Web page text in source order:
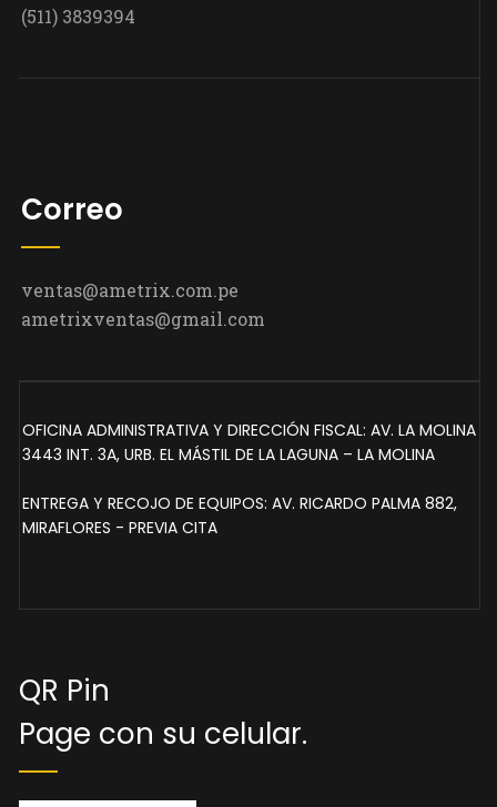
(511) 3839394
Correo
ventas@ametrix.com.pe
ametrixventas@gmail.com
OFICINA ADMINISTRATIVA Y DIRECCIÓN FISCAL: AV. LA MOLINA
3443 INT. 3A, URB. EL MÁSTIL DE LA LAGUNA – LA MOLINA
ENTREGA Y RECOJO DE EQUIPOS: AV. RICARDO PALMA 882,
MIRAFLORES - PREVIA CITA
QR Pin
Page con su celular.